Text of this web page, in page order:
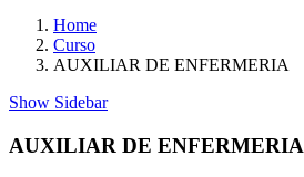
Home
Curso
AUXILIAR DE ENFERMERIA
Show Sidebar
AUXILIAR DE ENFERMERIA